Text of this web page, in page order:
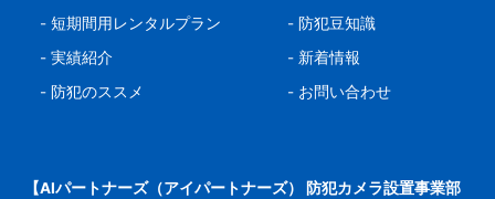
-短期間用レンタルプラン
-実績紹介
- 防犯のススメ
- 防犯豆知識
- 新着情報
- お問い合わせ
【AIパートナーズ（アイパートナーズ） 防犯カメラ設置事業部